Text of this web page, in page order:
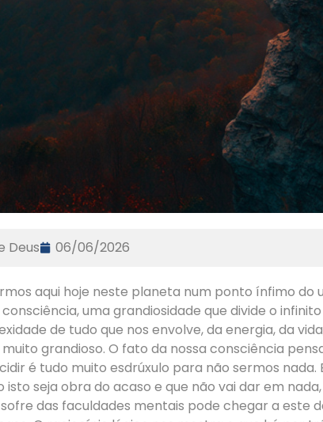
Deus 06/06/2026
aqui hoje neste planeta num ponto ínfimo do
uma grandiosidade que divide o
de tudo que nos envolve, da energia, da
grandioso. O fato da nossa consciência
é tudo muito esdrúxulo para não sermos
isto seja obra do acaso e que não vai dar em
das faculdades mentais pode chegar a este